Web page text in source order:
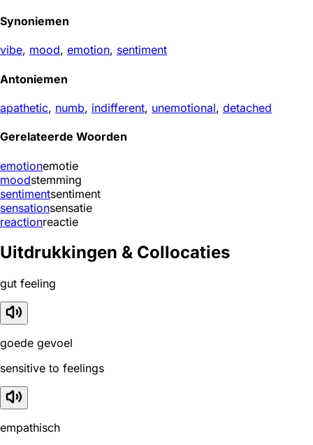
Synoniemen
vibe, mood, emotion, sentiment
Antoniemen
apathetic, numb, indifferent, unemotional, detached
Gerelateerde Woorden
emotionemotie
moodstemming
sentimentsentiment
sensationsensatie
reactionreactie
Uitdrukkingen & Collocaties
gut feeling
goede gevoel
sensitive to feelings
empathisch